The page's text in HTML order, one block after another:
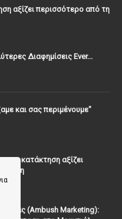
αξίζει περισσότερο από τη
Διαφημίσεις Ever...
και σας περιμένουμε"
η κατάκτηση αξίζει
σχέση
(Ambush Marketing):